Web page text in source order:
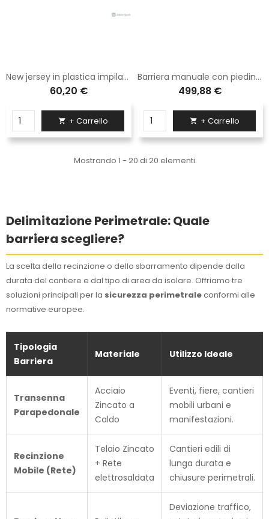
New jersey in plastica impilabile rosso
60,20 €
 + Carrello
Barriera manuale con piedino pensile 5 metri in alluminio
499,88 €
 + Carrello
Mostrando 1 - 20 di 20 elementi
Delimitazione Perimetrale: Quale
barriera scegliere?
La scelta della recinzione o dello sbarramento dipende dalla
durata del cantiere e dal tipo di area da isolare. Offriamo tre
soluzioni principali per la sicurezza perimetraleconformi alle
normative europee.
Tipologia
Barriera
Materiale Utilizzo Ideale
Transenna
Parapedonale
Acciaio
Zincato a
Caldo
Eventi, fiere, cantieri
mobili urbani e
manifestazioni.
Recinzione
Mobile (Rete)
Telaio Zincato
+ Rete
elettrosaldata
Cantieri edili di
lunga durata e
chiusure perimetrali.
Deviazione traffico,